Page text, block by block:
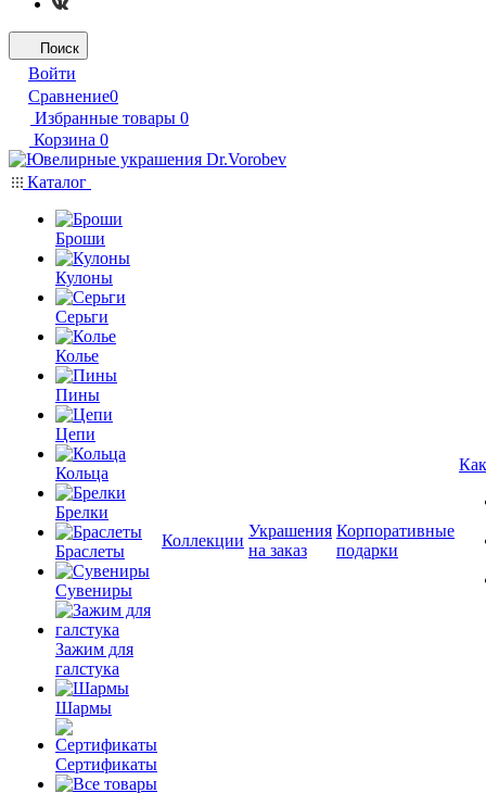
Поиск
Войти
Сравнение0
Избранные товары 0
Корзина 0
Каталог
Броши
Кулоны
Серьги
Колье
Пины
Цепи
Кольца
Брелки
Браслеты
Сувениры
Зажим для
галстука
Шармы
Сертификаты
Коллекции
Украшения
на заказ
Корпоративные
подарки